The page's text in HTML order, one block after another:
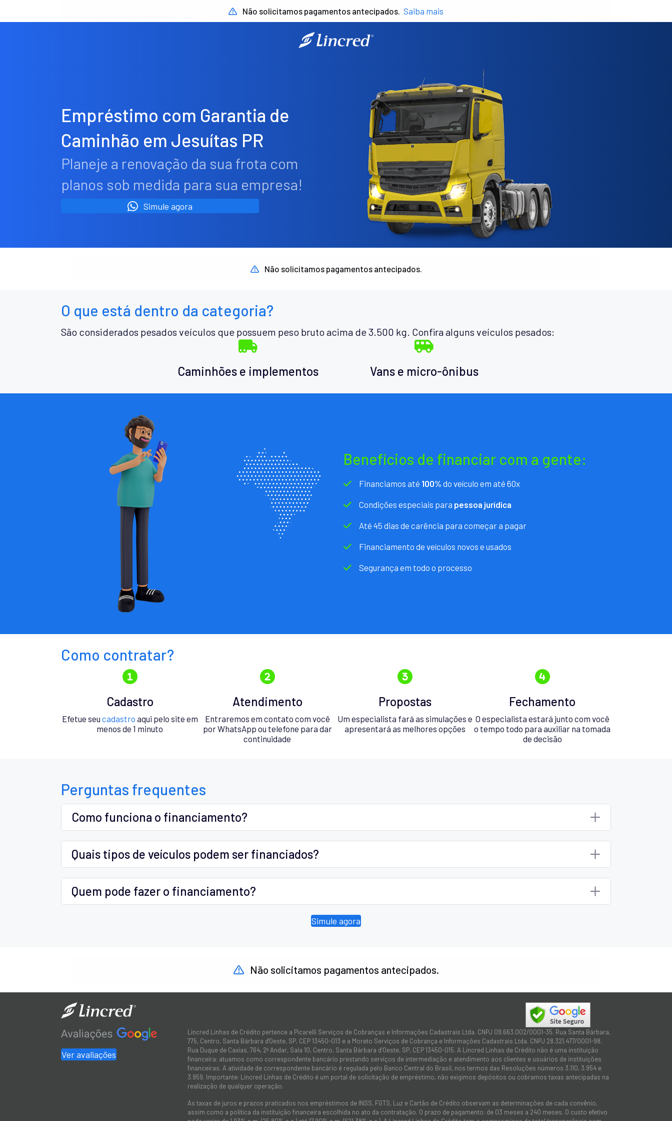
Não solicitamos pagamentos antecipados. Saiba mais
Empréstimo com Garantia de
Caminhão em Jesuítas PR
Planeje a renovação da sua frota com
planos sob medida para sua empresa!
Simule agora
Não solicitamos pagamentos antecipados.
O que está dentro da categoria?
São considerados pesados veículos que possuem peso bruto acima de 3.500 kg. Confira alguns veículos pesados:
Caminhões e implementos Vans e micro-ônibus
Benefícios de financiar com a gente:
Financiamos até 100% do veículo em até 60x
Condições especiais para pessoa jurídica
Até 45 dias de carência para começar a pagar
Financiamento de veículos novos e usados
Segurança em todo o processo
Como contratar?
Cadastro
Efetue seu cadastro aqui pelo site em
menos de 1 minuto
Atendimento
Entraremos em contato com você
por WhatsApp ou telefone para dar
continuidade
Propostas
Um especialista fará as simulações e
apresentará as melhores opções
Fechamento
O especialista estará junto com você
o tempo todo para auxiliar na tomada
de decisão
Perguntas frequentes
Como funciona o financiamento?
Quais tipos de veículos podem ser financiados?
Quem pode fazer o financiamento?
Simule agora
Não solicitamos pagamentos antecipados.
Ver avaliações
Lincred Linhas de Crédito pertence a Picarelli Serviços de Cobranças e Informações Cadastrais Ltda. CNPJ 09.663.002/0001-35. Rua Santa Bárbara,
775, Centro, Santa Bárbara d'Oeste, SP, CEP 13450-013 e a Moreto Serviços de Cobrança e Informações Cadastrais Ltda. CNPJ 28.321.477/0001-98.
Rua Duque de Caxias, 764, 2º Andar, Sala 10, Centro, Santa Bárbara d’Oeste, SP, CEP 13450-015. A Lincred Linhas de Crédito não é uma instituição
financeira: atuamos como correspondente bancário prestando serviços de intermediação e atendimento aos clientes e usuários de instituições
financeiras. A atividade de correspondente bancário é regulada pelo Banco Central do Brasil, nos termos das Resoluções números 3.110, 3.954 e
3.959. Importante: Lincred Linhas de Crédito é um portal de solicitação de empréstimo, não exigimos depósitos ou cobramos taxas antecipadas na
realização de qualquer operação.
As taxas de juros e prazos praticados nos empréstimos de INSS, FGTS, Luz e Cartão de Crédito observam as determinações de cada convênio,
assim como a política da instituição financeira escolhida no ato da contratação. O prazo de pagamento: de 03 meses a 240 meses. O custo efetivo